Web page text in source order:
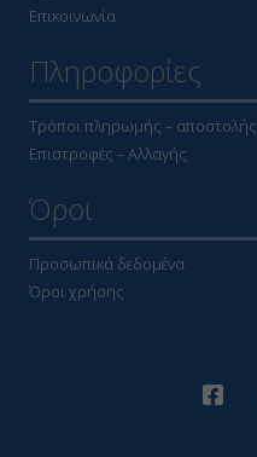
Επικοινωνία
Πληροφορίες
Τρόποι πληρωμής – αποστολής
Επιστροφές – Αλλαγής
Όροι
Προσωπικά δεδομένα
Όροι χρήσης